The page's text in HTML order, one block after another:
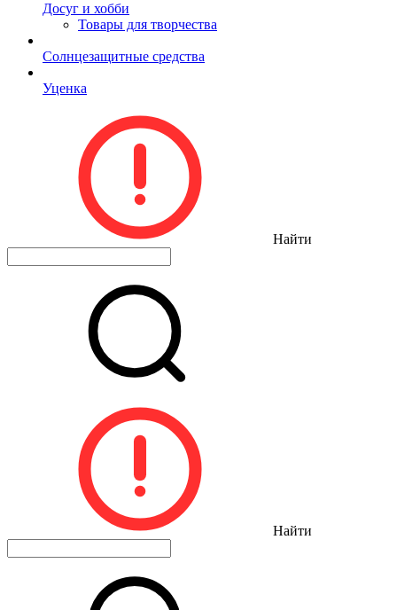
Досуг и хобби
Товары для творчества
Солнцезащитные средства
Уценка
Найти
Найти